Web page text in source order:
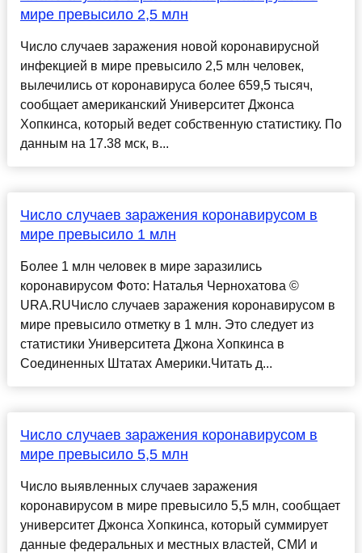
мире превысило 2,5 млн
Число случаев заражения новой коронавирусной
инфекцией в мире превысило 2,5 млн человек,
вылечились от коронавируса более 659,5 тысяч,
сообщает американский Университет Джонса
Хопкинса, который ведет собственную статистику. По
данным на 17.38 мск, в...
Число случаев заражения коронавирусом в
мире превысило 1 млн
Более 1 млн человек в мире заразились
коронавирусом Фото: Наталья Чернохатова ©
URA.RUЧисло случаев заражения коронавирусом в
мире превысило отметку в 1 млн. Это следует из
статистики Университета Джона Хопкинса в
Соединенных Штатах Америки.Читать д...
Число случаев заражения коронавирусом в
мире превысило 5,5 млн
Число выявленных случаев заражения
коронавирусом в мире превысило 5,5 млн, сообщает
университет Джонса Хопкинса, который суммирует
данные федеральных и местных властей, СМИ и